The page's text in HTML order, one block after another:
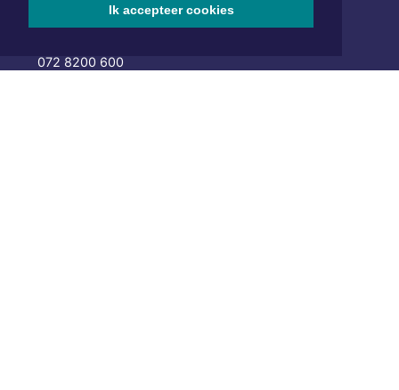
Ik accepteer cookies
van Benthuizenlaan 1
1701 BZ Heerhugowaard
072 8200 600